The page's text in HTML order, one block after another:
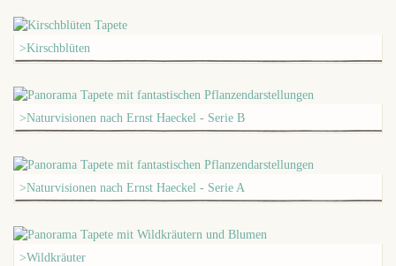
>Kirschblüten
>Naturvisionen nach Ernst Haeckel - Serie B
>Naturvisionen nach Ernst Haeckel - Serie A
>Wildkräuter